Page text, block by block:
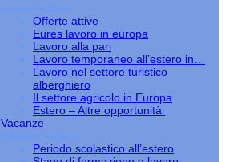
Lavoro estero
Offerte attive
Eures lavoro in europa
Lavoro alla pari
Lavoro temporaneo all’estero in…
Lavoro nel settore turistico
alberghiero
Il settore agricolo in Europa
Estero – Altre opportunità
Vacanze
Studiare estero
Periodo scolastico all’estero